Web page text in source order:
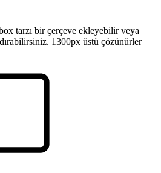
tarzı bir çerçeve ekleyebilir veya
1300px üstü çözünürler